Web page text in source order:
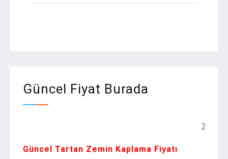
Güncel Fiyat Burada
Zemin
Güncel Tartan Zemin Kaplama Fiyatı